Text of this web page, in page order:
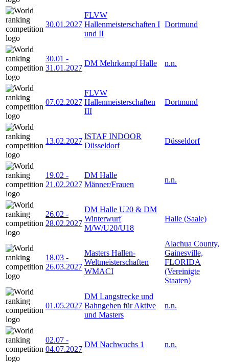
30.01.2027
FLVW
Hallenmeisterschaften I
und II
Dortmund
30.01 -
31.01.2027
DM Mehrkampf Halle n.n.
07.02.2027
FLVW
Hallenmeisterschaften
III
Dortmund
13.02.2027
ISTAF INDOOR
Düsseldorf
Düsseldorf
19.02 -
21.02.2027
DM Halle
Männer/Frauen
n.n.
26.02 -
28.02.2027
DM Halle U20 & DM
Winterwurf
M/W/U20/U18
Halle (Saale)
18.03 -
26.03.2027
Masters Hallen-
Weltmeisterschaften
WMACI
Alachua County,
Gainesville,
FLORIDA
(Vereinigte
Staaten)
01.05.2027
DM Langstrecke und
Bahngehen für Aktive
und Masters
n.n.
02.07 -
04.07.2027
DM Nachwuchs 1 n.n.